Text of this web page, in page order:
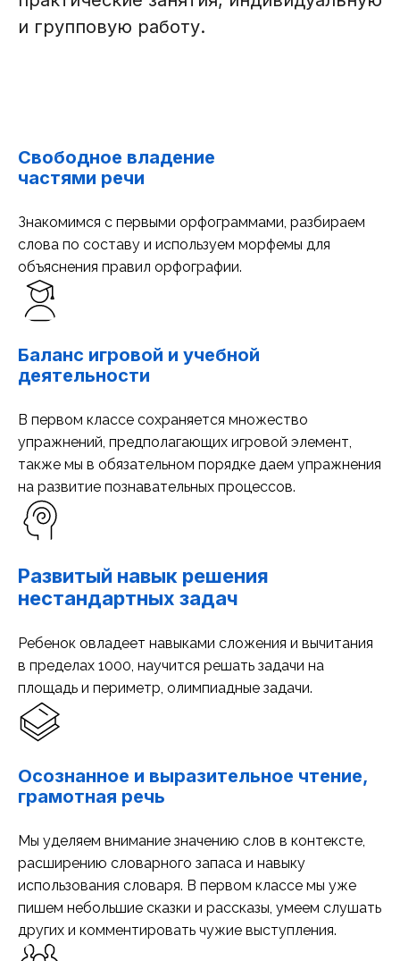
и групповую работу.
Свободное владение
частями речи
Знакомимся с первыми орфограммами, разбираем
слова по составу и используем морфемы для
объяснения правил орфографии.
Баланс игровой и учебной
деятельности
В первом классе сохраняется множество
упражнений, предполагающих игровой элемент,
также мы в обязательном порядке даем упражнения
на развитие познавательных процессов.
Развитый навык решения
нестандартных задач
Ребенок овладеет навыками сложения и вычитания
в пределах 1000, научится решать задачи на
площадь и периметр, олимпиадные задачи.
Осознанное и выразительное чтение,
грамотная речь
Мы уделяем внимание значению слов в контексте,
расширению словарного запаса и навыку
использования словаря. В первом классе мы уже
пишем небольшие сказки и рассказы, умеем слушать
других и комментировать чужие выступления.